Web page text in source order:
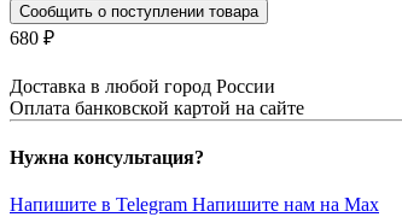
Сообщить о поступлении товара
680 ₽
Доставка в любой город России
Оплата банковской картой на сайте
Нужна консультация?
Напишите в Telegram Напишите нам на Max